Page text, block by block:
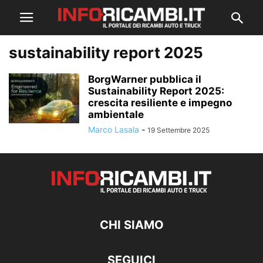
sustainability report 2025
BorgWarner pubblica il
Sustainability Report 2025:
crescita resiliente e impegno
ambientale
Marco Lasala - 19 Settembre 2025
CHI SIAMO
SEGUICI